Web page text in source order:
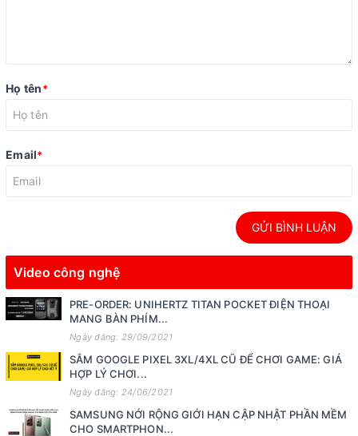
Họ tên*
Email*
GỬI BÌNH LUẬN
Video công nghệ
PRE-ORDER: UNIHERTZ TITAN POCKET ĐIỆN THOẠI
MANG BÀN PHÍM...
Ngày đăng: 29/09/2021
SẮM GOOGLE PIXEL 3XL/4XL CŨ ĐỂ CHƠI GAME: GIÁ
HỢP LÝ CHƠI...
Ngày đăng: 24/06/2021
SAMSUNG NỚI RỘNG GIỚI HẠN CẬP NHẬT PHẦN MỀM
CHO SMARTPHON...